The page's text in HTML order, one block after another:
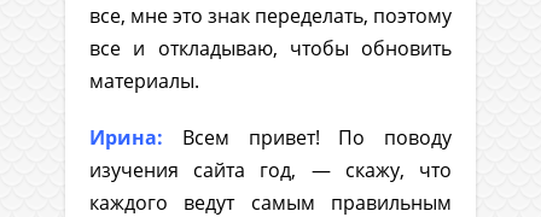
все, мне это знак переделать, поэтому
все и откладываю, чтобы обновить
материалы.
Ирина:
Всем привет! По поводу
изучения сайта год, — скажу, что
каждого ведут самым правильным